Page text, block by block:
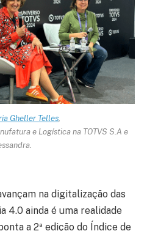
Gheller Telles
e Logística na TOTVS S.A e
na digitalização das
4.0 ainda é uma realidade
a 2ª edição do Índice de